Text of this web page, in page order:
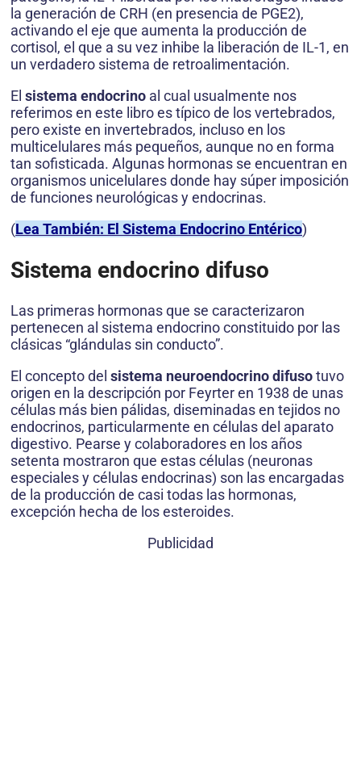
la generación de CRH (en presencia de PGE2),
activando el eje que aumenta la producción de
cortisol, el que a su vez inhibe la liberación de IL-1, en
un verdadero sistema de retroalimentación.
El sistema endocrino al cual usualmente nos
referimos en este libro es típico de los vertebrados,
pero existe en invertebrados, incluso en los
multicelulares más pequeños, aunque no en forma
tan sofisticada. Algunas hormonas se encuentran en
organismos unicelulares donde hay súper imposición
de funciones neurológicas y endocrinas.
(Lea También: El Sistema Endocrino Entérico)
Sistema endocrino difuso
Las primeras hormonas que se caracterizaron
pertenecen al sistema endocrino constituido por las
clásicas “glándulas sin conducto”.
El concepto del sistema neuroendocrino difusotuvo
origen en la descripción por Feyrter en 1938 de unas
células más bien pálidas, diseminadas en tejidos no
endocrinos, particularmente en células del aparato
digestivo. Pearse y colaboradores en los años
setenta mostraron que estas células (neuronas
especiales y células endocrinas) son las encargadas
de la producción de casi todas las hormonas,
excepción hecha de los esteroides.
Publicidad